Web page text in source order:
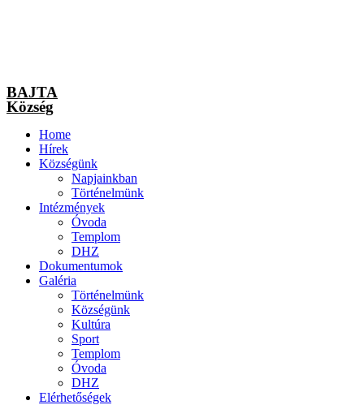
BAJTA
Község
Home
Hírek
Községünk
Napjainkban
Történelmünk
Intézmények
Óvoda
Templom
DHZ
Dokumentumok
Galéria
Történelmünk
Községünk
Kultúra
Sport
Templom
Óvoda
DHZ
Elérhetőségek